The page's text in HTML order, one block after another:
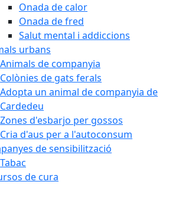
Onada de calor
Onada de fred
Salut mental i addiccions
urbans
Animals de companyia
Colònies de gats ferals
Adopta un animal de companyia de
Cardedeu
Zones d'esbarjo per gossos
Cria d'aus per a l'autoconsum
de sensibilització
Tabac
de cura